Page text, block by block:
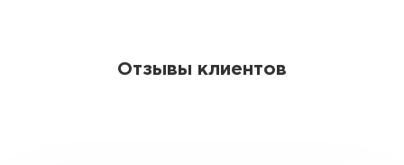
Отзывы клиентов